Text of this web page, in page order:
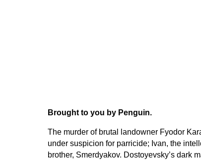
Brought to you by Penguin.
The murder of brutal landowner Fyodor
under suspicion for parricide; Ivan, the
brother, Smerdyakov. Dostoyevsky’s dark